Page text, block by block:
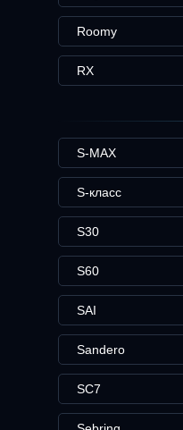
Roomy
RX
S-MAX
S-класс
S30
S60
SAI
Sandero
SC7